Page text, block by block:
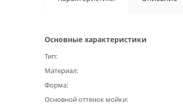
Основные характеристики
Тип
Материал
Форма
Основной оттенок мойки